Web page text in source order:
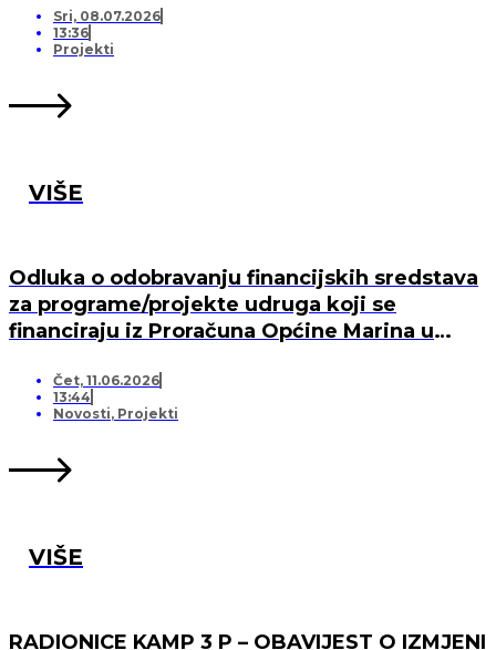
Sri, 08.07.2026
13:36
Projekti
VIŠE
Odluka o odobravanju financijskih sredstava
za programe/projekte udruga koji se
financiraju iz Proračuna Općine Marina u
Čet, 11.06.2026
13:44
Novosti, Projekti
VIŠE
RADIONICE KAMP 3 P – OBAVIJEST O IZMJENI